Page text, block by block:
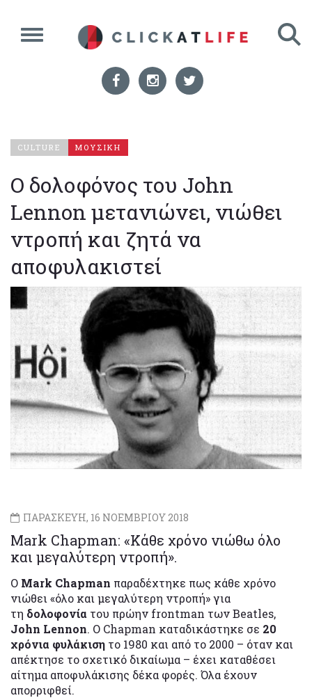
CULTURE ΜΟΥΣΙΚΗ
Ο δολοφόνος του John
Lennon μετανιώνει, νιώθει
ντροπή και ζητά να
αποφυλακιστεί
ΠΑΡΑΣΚΕΥΗ, 16 ΝΟΕΜΒΡΙΟΥ 2018
Mark Chapman: «Κάθε χρόνο νιώθω όλο
και μεγαλύτερη ντροπή».
Ο Mark Chapman παραδέχτηκε πως κάθε χρόνο
νιώθει «όλο και μεγαλύτερη ντροπή» για
τη δολοφονία του πρώην frontman των Beatles,
John Lennon. Ο Chapman καταδικάστηκε σε 20
χρόνια φυλάκιση το 1980 και από το 2000 – όταν και
απέκτησε το σχετικό δικαίωμα – έχει καταθέσει
αίτημα αποφυλάκισης δέκα φορές. Όλα έχουν
απορριφθεί.